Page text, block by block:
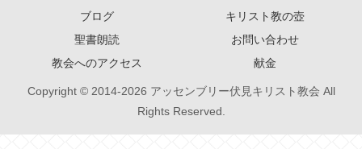
ブログ
キリスト教の壺
聖書朗読
お問い合わせ
教会へのアクセス
献金
Copyright © 2014-2026 アッセンブリー伏見キリスト教会 All
Rights Reserved.